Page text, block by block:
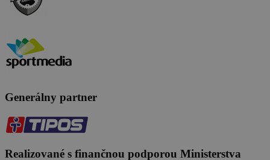
Generálny partner
Realizované s finančnou podporou Ministerstva